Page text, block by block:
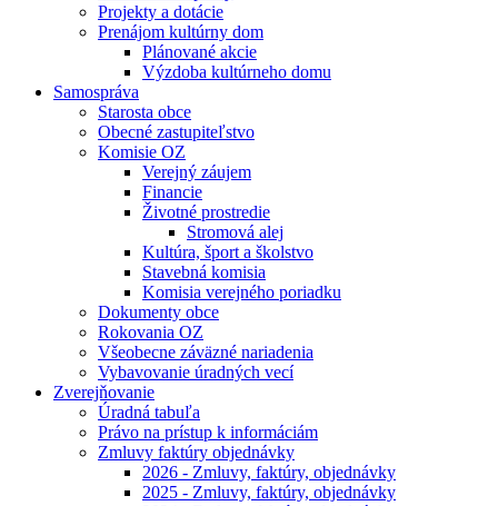
Projekty a dotácie
Prenájom kultúrny dom
Plánované akcie
Výzdoba kultúrneho domu
Samospráva
Starosta obce
Obecné zastupiteľstvo
Komisie OZ
Verejný záujem
Financie
Životné prostredie
Stromová alej
Kultúra, šport a školstvo
Stavebná komisia
Komisia verejného poriadku
Dokumenty obce
Rokovania OZ
Všeobecne záväzné nariadenia
Vybavovanie úradných vecí
Zverejňovanie
Úradná tabuľa
Právo na prístup k informáciám
Zmluvy faktúry objednávky
2026 - Zmluvy, faktúry, objednávky
2025 - Zmluvy, faktúry, objednávky